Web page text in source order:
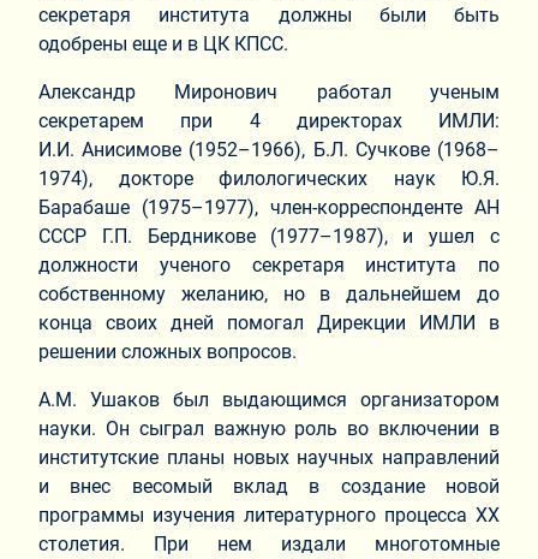
секретаря института должны были быть
одобрены еще и в ЦК КПСС.
Александр Миронович работал ученым
секретарем при 4 директорах ИМЛИ:
И.И. Анисимове (1952–1966), Б.Л. Сучкове (1968–
1974), докторе филологических наук Ю.Я.
Барабаше (1975–1977), член-корреспонденте АН
СССР Г.П. Бердникове (1977–1987), и ушел с
должности ученого секретаря института по
собственному желанию, но в дальнейшем до
конца своих дней помогал Дирекции ИМЛИ в
решении сложных вопросов.
А.М. Ушаков был выдающимся организатором
науки. Он сыграл важную роль во включении в
институтские планы новых научных направлений
и внес весомый вклад в создание новой
программы изучения литературного процесса XX
столетия. При нем издали многотомные